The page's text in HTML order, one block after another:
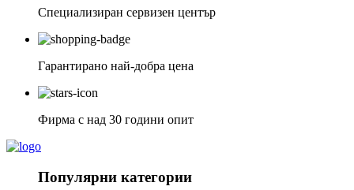
Специализиран сервизен център
Гарантирано най-добра цена
Фирма с над 30 години опит
Популярни категории